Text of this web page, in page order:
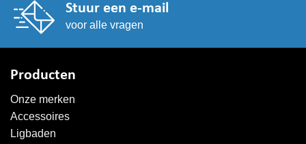
Stuur een e-mail
voor alle vragen
Producten
Onze merken
Accessoires
Ligbaden